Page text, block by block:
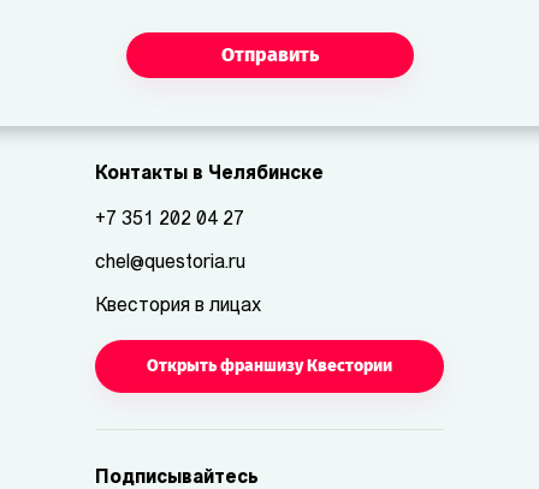
Отправить
Контакты в Челябинске
+7 351 202 04 27
chel@questoria.ru
Квестория в лицах
Открыть франшизу Квестории
Подписывайтесь